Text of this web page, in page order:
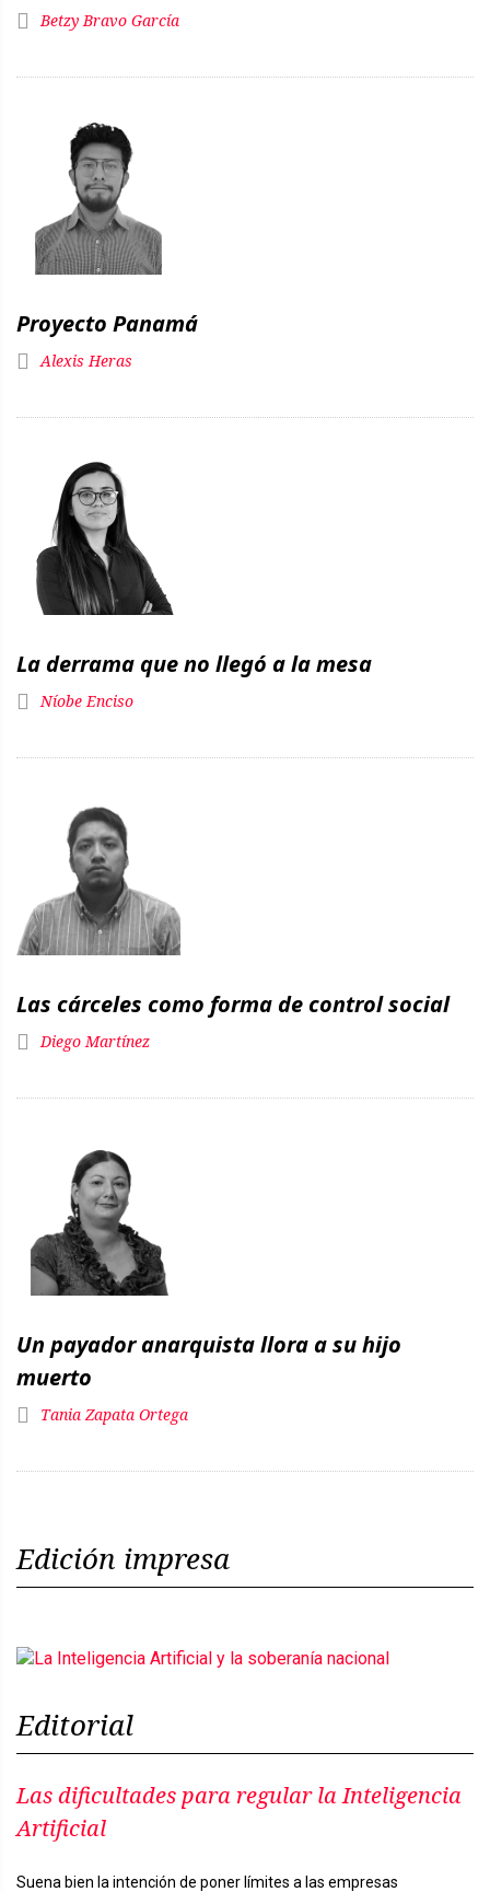
Betzy Bravo García
Proyecto Panamá
Alexis Heras
La derrama que no llegó a la mesa
Níobe Enciso
Las cárceles como forma de control social
Diego Martínez
Un payador anarquista llora a su hijo
muerto
Tania Zapata Ortega
Edición impresa
Editorial
Las dificultades para regular la Inteligencia
Artificial
Suena bien la intención de poner límites a las empresas